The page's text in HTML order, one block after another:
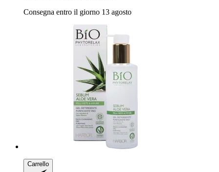
Consegna entro il giorno 13 agosto
Carrello